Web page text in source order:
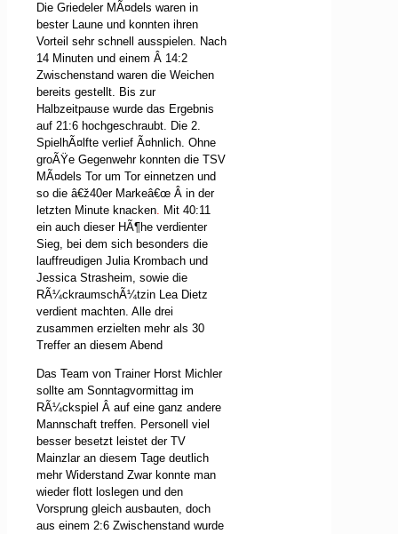
Die Griedeler MÃ¤dels waren in
bester Laune und konnten ihren
Vorteil sehr schnell ausspielen. Nach
14 Minuten und einem Â 14:2
Zwischenstand waren die Weichen
bereits gestellt. Bis zur
Halbzeitpause wurde das Ergebnis
auf 21:6 hochgeschraubt. Die 2.
SpielhÃ¤lfte verlief Ã¤hnlich. Ohne
groÃŸe Gegenwehr konnten die TSV
MÃ¤dels Tor um Tor einnetzen und
so die â€ž40er Markeâ€œ Â in der
letzten Minute knacken. Mit 40:11
ein auch dieser HÃ¶he verdienter
Sieg, bei dem sich besonders die
lauffreudigen Julia Krombach und
Jessica Strasheim, sowie die
RÃ¼ckraumschÃ¼tzin Lea Dietz
verdient machten. Alle drei
zusammen erzielten mehr als 30
Treffer an diesem Abend
Das Team von Trainer Horst Michler
sollte am Sonntagvormittag im
RÃ¼ckspiel Â auf eine ganz andere
Mannschaft treffen. Personell viel
besser besetzt leistet der TV
Mainzlar an diesem Tage deutlich
mehr Widerstand Zwar konnte man
wieder flott loslegen und den
Vorsprung gleich ausbauten, doch
aus einem 2:6 Zwischenstand wurde